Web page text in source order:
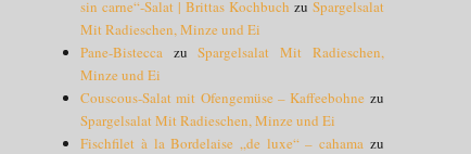
sin carne“-Salat | Brittas Kochbuch zu Spargelsalat
Mit Radieschen, Minze und Ei
Pane-Bistecca zuSpargelsalat Mit Radieschen,
Minze und Ei
Couscous-Salat mit Ofengemüse – Kaffeebohne zu
Spargelsalat Mit Radieschen, Minze und Ei
Fischfilet à la Bordelaise „de luxe“ – cahama zu